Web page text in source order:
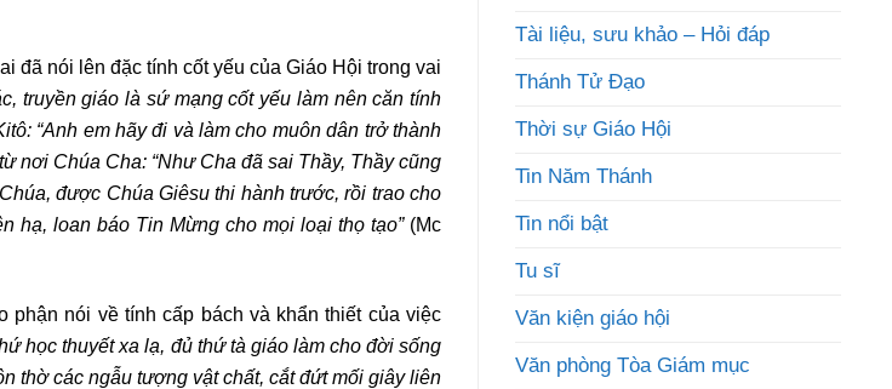
đã nói lên đặc tính cốt yếu của Giáo Hội trong vai
truyền giáo là sứ mạng cốt yếu làm nên căn tính
“Anh em hãy đi và làm cho muôn dân trở thành
nơi Chúa Cha: “Như Cha đã sai Thầy, Thầy cũng
được Chúa Giêsu thi hành trước, rồi trao cho
hạ, loan báo Tin Mừng cho mọi loại thọ tạo”(Mc
phận nói về tính cấp bách và khẩn thiết của việc
học thuyết xa lạ, đủ thứ tà giáo làm cho đời sống
thờ các ngẫu tượng vật chất, cắt đứt mối giây liên
Tài liệu, sưu khảo – Hỏi đáp
Thánh Tử Đạo
Thời sự Giáo Hội
Tin Năm Thánh
Tin nổi bật
Tu sĩ
Văn kiện giáo hội
Văn phòng Tòa Giám mục